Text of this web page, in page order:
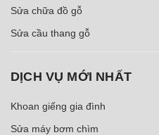
Sửa chữa đồ gỗ
Sửa cầu thang gỗ
DỊCH VỤ MỚI NHẤT
Khoan giếng gia đình
Sửa máy bơm chìm